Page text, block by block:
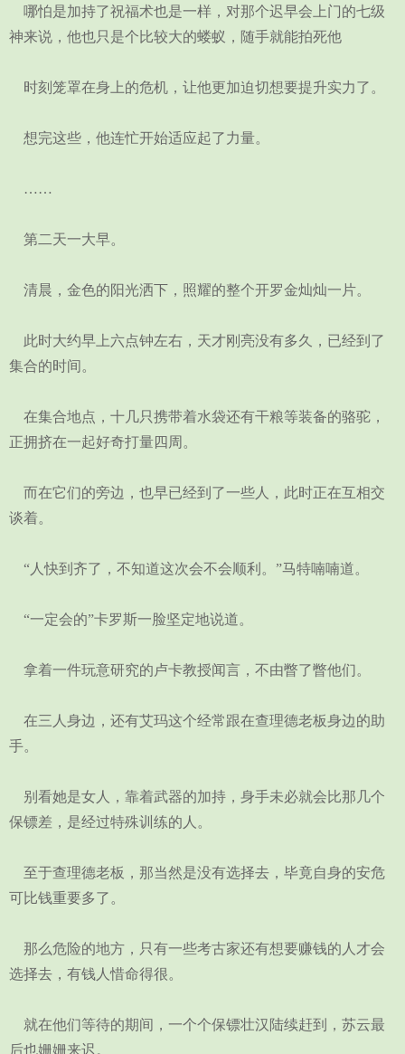
哪怕是加持了祝福术也是一样，对那个迟早会上门的七级
神来说，他也只是个比较大的蝼蚁，随手就能拍死他
时刻笼罩在身上的危机，让他更加迫切想要提升实力了。
想完这些，他连忙开始适应起了力量。
……
第二天一大早。
清晨，金色的阳光洒下，照耀的整个开罗金灿灿一片。
此时大约早上六点钟左右，天才刚亮没有多久，已经到了
集合的时间。
在集合地点，十几只携带着水袋还有干粮等装备的骆驼，
正拥挤在一起好奇打量四周。
而在它们的旁边，也早已经到了一些人，此时正在互相交
谈着。
“人快到齐了，不知道这次会不会顺利。”马特喃喃道。
“一定会的”卡罗斯一脸坚定地说道。
拿着一件玩意研究的卢卡教授闻言，不由瞥了瞥他们。
在三人身边，还有艾玛这个经常跟在查理德老板身边的助
手。
别看她是女人，靠着武器的加持，身手未必就会比那几个
保镖差，是经过特殊训练的人。
至于查理德老板，那当然是没有选择去，毕竟自身的安危
可比钱重要多了。
那么危险的地方，只有一些考古家还有想要赚钱的人才会
选择去，有钱人惜命得很。
就在他们等待的期间，一个个保镖壮汉陆续赶到，苏云最
后也姗姗来迟。